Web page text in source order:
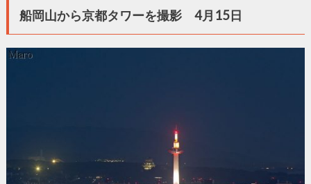
船岡山から京都タワーを撮影 4月15日